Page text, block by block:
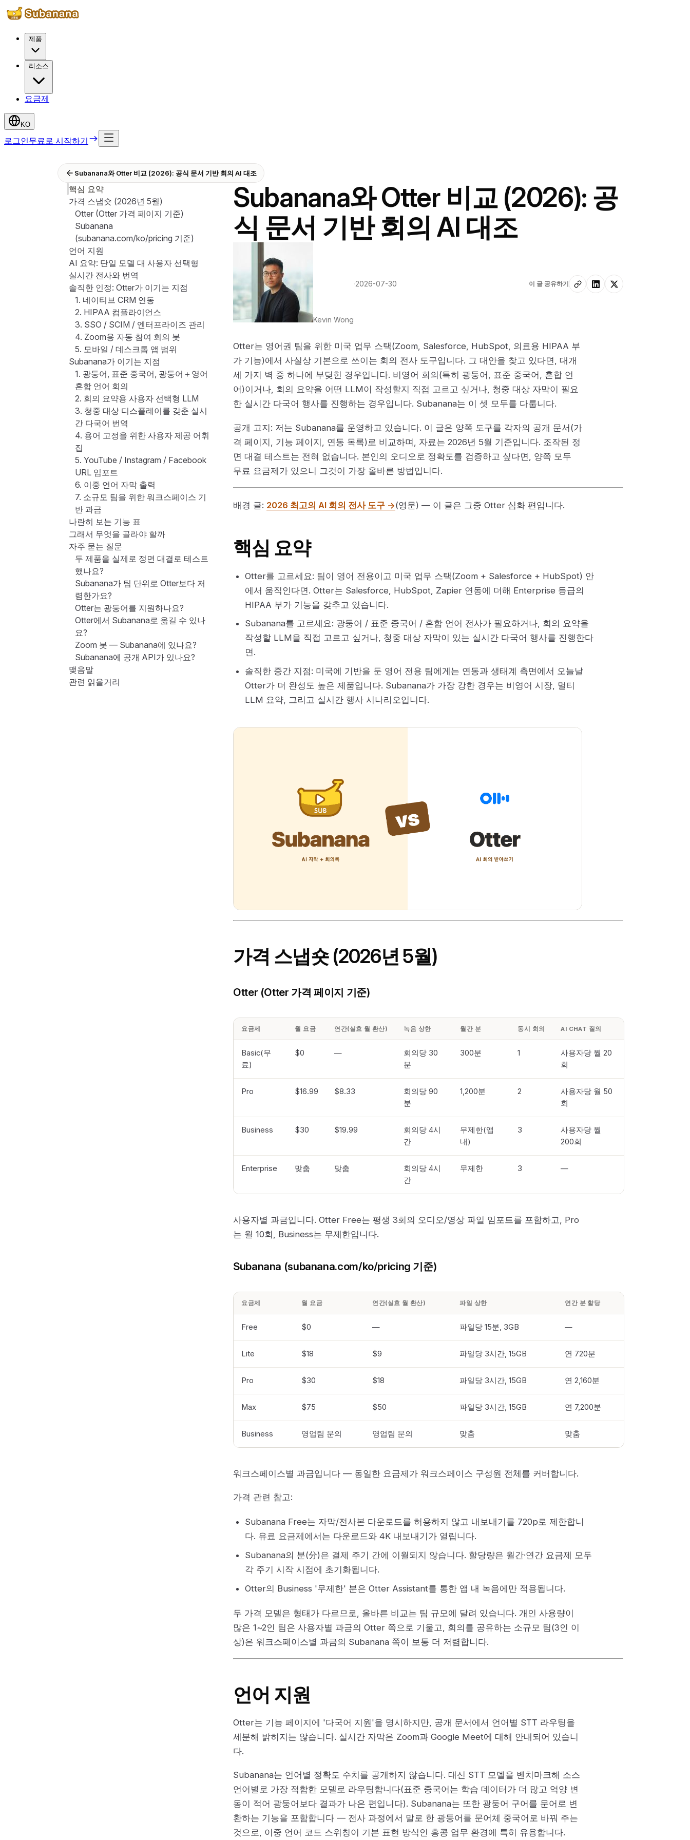
제품
리소스
요금제
KO
로그인무료로 시작하기
Subanana와 Otter 비교 (2026): 공식 문서 기반 회의 AI 대조
핵심 요약
가격 스냅숏 (2026년 5월)
Otter (Otter 가격 페이지 기준)
Subanana
(subanana.com/ko/pricing 기준)
언어 지원
AI 요약: 단일 모델 대 사용자 선택형
실시간 전사와 번역
솔직한 인정: Otter가 이기는 지점
1. 네이티브 CRM 연동
2. HIPAA 컴플라이언스
3. SSO / SCIM / 엔터프라이즈 관리
4. Zoom용 자동 참여 회의 봇
5. 모바일 / 데스크톱 앱 범위
Subanana가 이기는 지점
1. 광둥어, 표준 중국어, 광둥어＋영어
혼합 언어 회의
2. 회의 요약용 사용자 선택형 LLM
3. 청중 대상 디스플레이를 갖춘 실시
간 다국어 번역
4. 용어 고정을 위한 사용자 제공 어휘
집
5. YouTube / Instagram / Facebook
URL 임포트
6. 이중 언어 자막 출력
7. 소규모 팀을 위한 워크스페이스 기
반 과금
나란히 보는 기능 표
그래서 무엇을 골라야 할까
자주 묻는 질문
두 제품을 실제로 정면 대결로 테스트
했나요?
Subanana가 팀 단위로 Otter보다 저
렴한가요?
Otter는 광둥어를 지원하나요?
Otter에서 Subanana로 옮길 수 있나
요?
Zoom 봇 — Subanana에 있나요?
Subanana에 공개 API가 있나요?
맺음말
관련 읽을거리
Subanana와 Otter 비교 (2026): 공
식 문서 기반 회의 AI 대조
Kevin Wong
·2026-07-30 이 글 공유하기
Otter는 영어권 팀을 위한 미국 업무 스택(Zoom, Salesforce, HubSpot, 의료용 HIPAA 부
가 기능)에서 사실상 기본으로 쓰이는 회의 전사 도구입니다. 그 대안을 찾고 있다면, 대개
세 가지 벽 중 하나에 부딪힌 경우입니다. 비영어 회의(특히 광둥어, 표준 중국어, 혼합 언
어)이거나, 회의 요약을 어떤 LLM이 작성할지 직접 고르고 싶거나, 청중 대상 자막이 필요
한 실시간 다국어 행사를 진행하는 경우입니다. Subanana는 이 셋 모두를 다룹니다.
공개 고지: 저는 Subanana를 운영하고 있습니다. 이 글은 양쪽 도구를 각자의 공개 문서(가
격 페이지, 기능 페이지, 연동 목록)로 비교하며, 자료는 2026년 5월 기준입니다. 조작된 정
면 대결 테스트는 전혀 없습니다. 본인의 오디오로 정확도를 검증하고 싶다면, 양쪽 모두
무료 요금제가 있으니 그것이 가장 올바른 방법입니다.
배경 글: 2026 최고의 AI 회의 전사 도구 →(영문) — 이 글은 그중 Otter 심화 편입니다.
핵심 요약
Otter를 고르세요: 팀이 영어 전용이고 미국 업무 스택(Zoom + Salesforce + HubSpot) 안
에서 움직인다면. Otter는 Salesforce, HubSpot, Zapier 연동에 더해 Enterprise 등급의
HIPAA 부가 기능을 갖추고 있습니다.
Subanana를 고르세요: 광둥어 / 표준 중국어 / 혼합 언어 전사가 필요하거나, 회의 요약을
작성할 LLM을 직접 고르고 싶거나, 청중 대상 자막이 있는 실시간 다국어 행사를 진행한다
면.
솔직한 중간 지점: 미국에 기반을 둔 영어 전용 팀에게는 연동과 생태계 측면에서 오늘날
Otter가 더 완성도 높은 제품입니다. Subanana가 가장 강한 경우는 비영어 시장, 멀티
LLM 요약, 그리고 실시간 행사 시나리오입니다.
가격 스냅숏 (2026년 5월)
Otter (Otter 가격 페이지 기준)
요금제 월 요금 연간(실효 월 환산) 녹음 상한 월간 분 동시 회의 AI CHAT 질의
Basic(무
료)
$0 —
회의당 30
분
300분 1
사용자당 월 20
회
Pro $16.99 $8.33
회의당 90
분
1,200분 2
사용자당 월 50
회
Business $30 $19.99
회의당 4시
간
무제한(앱
내)
3
사용자당 월
200회
Enterprise 맞춤 맞춤
회의당 4시
간
무제한 3 —
사용자별 과금입니다. Otter Free는 평생 3회의 오디오/영상 파일 임포트를 포함하고, Pro
는 월 10회, Business는 무제한입니다.
Subanana (subanana.com/ko/pricing 기준)
요금제 월 요금 연간(실효 월 환산) 파일 상한 연간 분 할당
Free $0 — 파일당 15분, 3GB —
Lite $18 $9 파일당 3시간, 15GB 연 720분
Pro $30 $18 파일당 3시간, 15GB 연 2,160분
Max $75 $50 파일당 3시간, 15GB 연 7,200분
Business 영업팀 문의 영업팀 문의 맞춤 맞춤
워크스페이스별 과금입니다 — 동일한 요금제가 워크스페이스 구성원 전체를 커버합니다.
가격 관련 참고:
Subanana Free는 자막/전사본 다운로드를 허용하지 않고 내보내기를 720p로 제한합니
다. 유료 요금제에서는 다운로드와 4K 내보내기가 열립니다.
Subanana의 분(分)은 결제 주기 간에 이월되지 않습니다. 할당량은 월간·연간 요금제 모두
각 주기 시작 시점에 초기화됩니다.
Otter의 Business '무제한' 분은 Otter Assistant를 통한 앱 내 녹음에만 적용됩니다.
두 가격 모델은 형태가 다르므로, 올바른 비교는 팀 규모에 달려 있습니다. 개인 사용량이
많은 1~2인 팀은 사용자별 과금의 Otter 쪽으로 기울고, 회의를 공유하는 소규모 팀(3인 이
상)은 워크스페이스별 과금의 Subanana 쪽이 보통 더 저렴합니다.
언어 지원
Otter는 기능 페이지에 '다국어 지원'을 명시하지만, 공개 문서에서 언어별 STT 라우팅을
세분해 밝히지는 않습니다. 실시간 자막은 Zoom과 Google Meet에 대해 안내되어 있습니
다.
Subanana는 언어별 정확도 수치를 공개하지 않습니다. 대신 STT 모델을 벤치마크해 소스
언어별로 가장 적합한 모델로 라우팅합니다(표준 중국어는 학습 데이터가 더 많고 억양 변
동이 적어 광둥어보다 결과가 나은 편입니다). Subanana는 또한 광둥어 구어를 문어로 변
환하는 기능을 포함합니다 — 전사 과정에서 말로 한 광둥어를 문어체 중국어로 바꿔 주는
것으로, 이중 언어 코드 스위칭이 기본 표현 방식인 홍콩 업무 환경에 특히 유용합니다.